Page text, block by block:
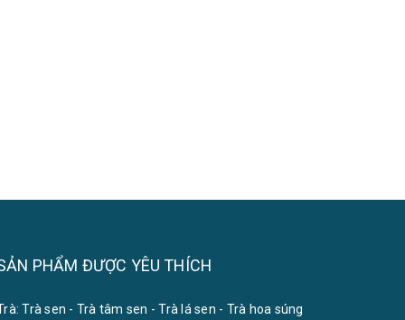
PHẨM ĐƯỢC YÊU THÍCH
Trà sen - Trà tâm sen - Trà lá sen - Trà hoa súng